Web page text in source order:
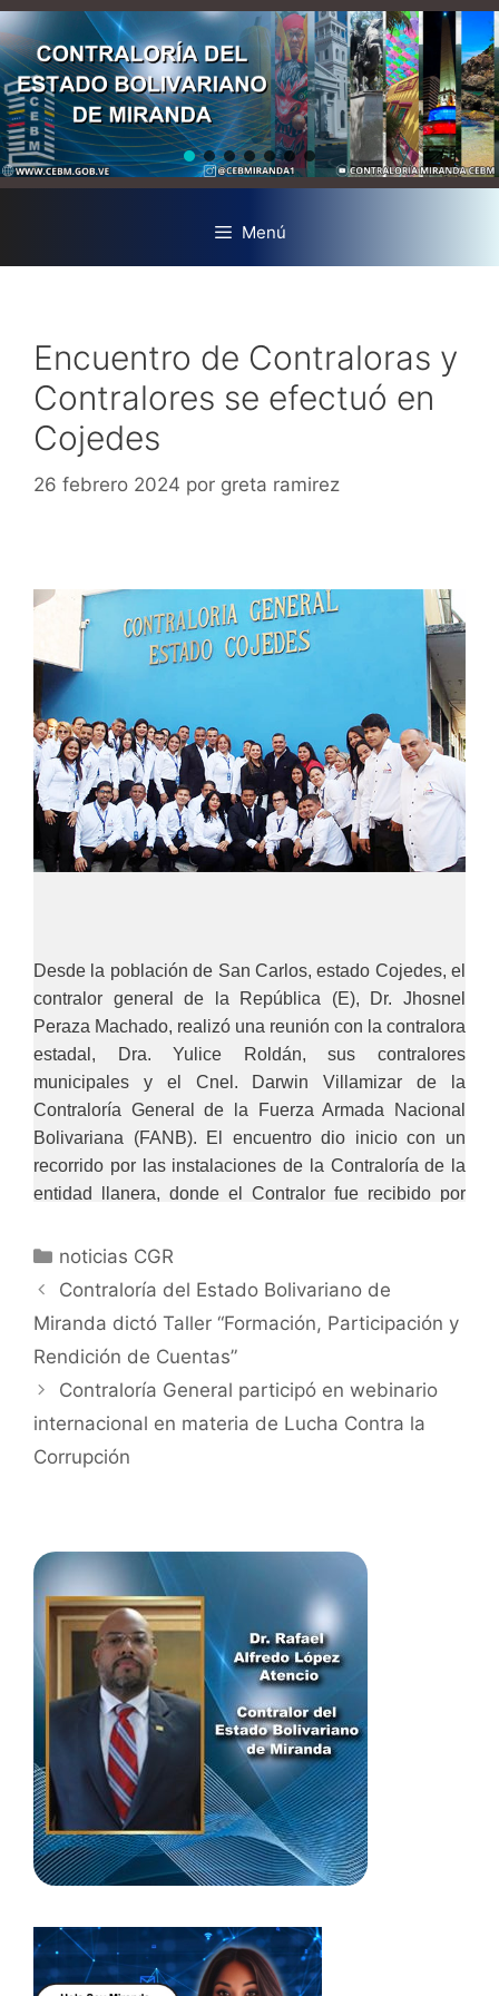
Menú
Encuentro de Contraloras y
Contralores se efectuó en
Cojedes
26 febrero 2024 por greta ramirez
Desde la población de San Carlos, estado Cojedes, el
contralor general de la República (E), Dr. Jhosnel
Peraza Machado, realizó una reunión con la contralora
estadal, Dra. Yulice Roldán, sus contralores
municipales y el Cnel. Darwin Villamizar de la
Contraloría General de la Fuerza Armada Nacional
Bolivariana (FANB). El encuentro dio inicio con un
recorrido por las instalaciones de la Contraloría de la
entidad llanera, donde el Contralor fue recibido por
hacen vida en este órgano contralor. Seguidamente,
se procedió a realizar la reunión con cada
Expresó que estas reuniones tienen como finalidad
conocer cada una de las actuaciones fiscales
realizadas en el 2023 y las nuevas programaciones
para el 2024, de manera que cada contraloría pueda
realizar las operaciones que le competen, como lo son
sujetas a su control. Asimismo, el máximo
representante del Órgano Contralor del país invitó a
cada contralor a regirse por la Ley Orgánica de la
Contraloría General de la República y del Sistema
Nacional de Control Fiscal, por la Constitución de la
República Bolivariana de Venezuela, y por todas las
normas que engloban el SNCF, para poder cumplir
con excelencia el informe de gestión próximo a
entregar.
Posteriormente, el contralor general (E) procedió a
darle la palabra a la directora general de Control de
hizo varias observaciones sobre cada una de las
funciones realizadas por los contralores, además de
noticias CGR
Contraloría del Estado Bolivariano de
Miranda dictó Taller “Formación, Participación y
Rendición de Cuentas”
Contraloría General participó en webinario
internacional en materia de Lucha Contra la
Corrupción